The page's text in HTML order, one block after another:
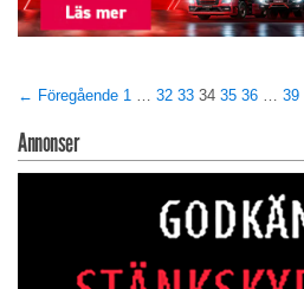
← Föregående 1 32 33 34 35 36 39
Annonser